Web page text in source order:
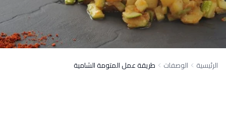
الرئيسية الوصفات طريقة عمل المتومة الشامية